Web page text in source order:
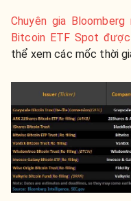
Chuyên gia
Bitcoin ETF Spot
thể xem các mốc thời